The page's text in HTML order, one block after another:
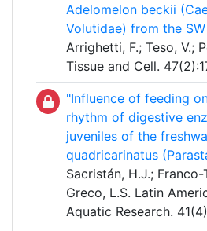
Adelomelon beckii
Volutidae) from the
Arrighetti, F.; Teso, V.;
Tissue and Cell.
"Influence of feeding
rhythm of digestive
juveniles of the
quadricarinatus
Sacristán, H.J.;
Greco, L.S. Latin
Aquatic Research.